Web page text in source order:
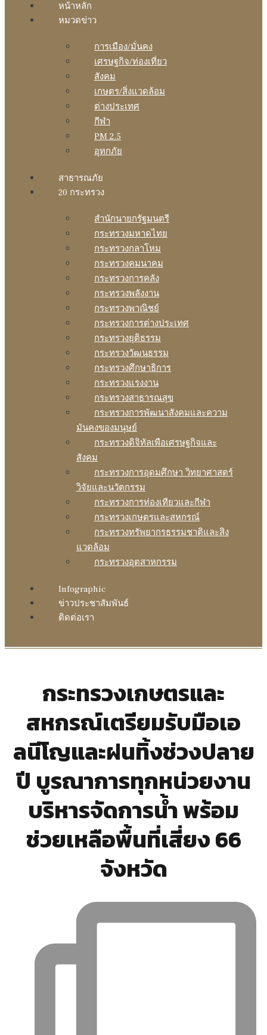
หน้าหลัก
หมวดข่าว
การเมือง/มั่นคง
เศรษฐกิจ/ท่องเที่ยว
สังคม
เกษตร/สิ่งแวดล้อม
ต่างประเทศ
กีฬา
PM 2.5
อุทกภัย
สาธารณภัย
20 กระทรวง
สํานักนายกรัฐมนตรี
กระทรวงมหาดไทย
กระทรวงกลาโหม
กระทรวงคมนาคม
กระทรวงการคลัง
กระทรวงพลังงาน
กระทรวงพาณิชย์
กระทรวงการต่างประเทศ
กระทรวงยุติธรรม
กระทรวงวัฒนธรรม
กระทรวงศึกษาธิการ
กระทรวงแรงงาน
กระทรวงสาธารณสุข
กระทรวงการพัฒนาสังคมและความ
มันคงของมนุษย์
กระทรวงดิจิทัลเพือเศรษฐกิจและ
สังคม
กระทรวงการอุดมศึกษา วิทยาศาสตร์
วิจัยและนวัตกรรม
กระทรวงการท่องเทียวและกีฬา
กระทรวงเกษตรและสหกรณ์
กระทรวงทรัพยากรธรรมชาติและสิง
แวดล้อม
กระทรวงอุตสาหกรรม
Infographic
ข่าวประชาสัมพันธ์
ติดต่อเรา
กระทรวงเกษตรและ
สหกรณ์เตรียมรับมือเอ
ลนีโญและฝนทิ้งช่วงปลาย
ปี บูรณาการทุกหน่วยงาน
บริหารจัดการน้ำ พร้อม
ช่วยเหลือพื้นที่เสี่ยง 66
จังหวัด